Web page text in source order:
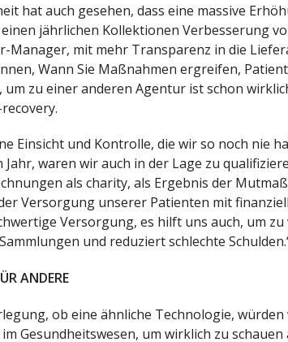
hat auch gesehen, dass eine massive
jährlichen Kollektionen Verbesserung
Manager, mit mehr Transparenz in die
Wann Sie Maßnahmen ergreifen,
um zu einer anderen Agentur ist schon
Einsicht und Kontrolle, die wir so noch nie
Jahr, waren wir auch in der Lage zu
als charity, als Ergebnis der
Versorgung unserer Patienten mit
Versorgung, es hilft uns auch, um
und reduziert schlechte
ANDERE
ob eine ähnliche Technologie,
Gesundheitswesen, um wirklich zu